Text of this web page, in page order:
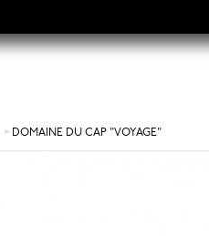
> DOMAINE DU CAP "VOYAGE"